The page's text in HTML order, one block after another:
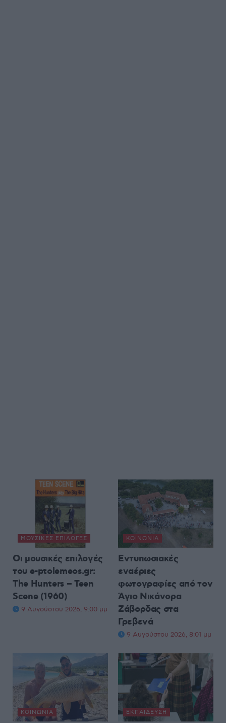
ΜΟΥΣΙΚΈΣ ΕΠΙΛΟΓΈΣ
Οι μουσικές επιλογές
του e-ptolemeos.gr:
The Hunters – Teen
Scene (1960)
9 Αυγούστου 2026, 9:00 μμ
ΚΟΙΝΩΝΊΑ
Εντυπωσιακές
εναέριες
φωτογραφίες από τον
Άγιο Νικάνορα
Ζάβορδας στα
Γρεβενά
9 Αυγούστου 2026, 8:01 μμ
ΚΟΙΝΩΝΊΑ ΕΚΠΑΊΔΕΥΣΗ